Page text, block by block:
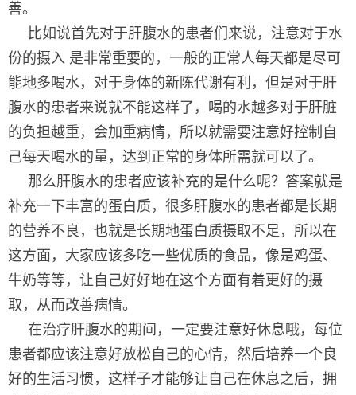
善。
比如说首先对于肝腹水的患者们来说，注意对于水
份的摄入 是非常重要的，一般的正常人每天都是尽可
能地多喝水，对于身体的新陈代谢有利，但是对于肝
腹水的患者来说就不能这样了，喝的水越多对于肝脏
的负担越重，会加重病情，所以就需要注意好控制自
己每天喝水的量，达到正常的身体所需就可以了。
那么肝腹水的患者应该补充的是什么呢？答案就是
补充一下丰富的蛋白质，很多肝腹水的患者都是长期
的营养不良，也就是长期地蛋白质摄取不足，所以在
这方面，大家应该多吃一些优质的食品，像是鸡蛋、
牛奶等等，让自己好好地在这个方面有着更好的摄
取，从而改善病情。
在治疗肝腹水的期间，一定要注意好休息哦，每位
患者都应该注意好放松自己的心情，然后培养一个良
好的生活习惯，这样子才能够让自己在休息之后，拥